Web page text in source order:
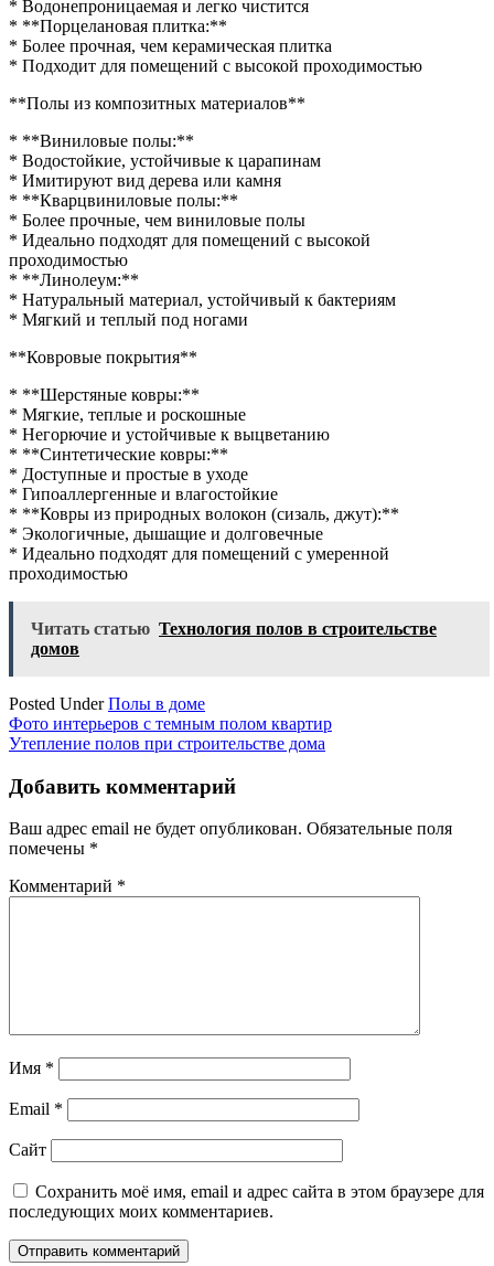
* Водонепроницаемая и легко чистится
* **Порцелановая плитка:**
* Более прочная, чем керамическая плитка
* Подходит для помещений с высокой проходимостью
**Полы из композитных материалов**
* **Виниловые полы:**
* Водостойкие, устойчивые к царапинам
* Имитируют вид дерева или камня
* **Кварцвиниловые полы:**
* Более прочные, чем виниловые полы
* Идеально подходят для помещений с высокой
проходимостью
* **Линолеум:**
* Натуральный материал, устойчивый к бактериям
* Мягкий и теплый под ногами
**Ковровые покрытия**
* **Шерстяные ковры:**
* Мягкие, теплые и роскошные
* Негорючие и устойчивые к выцветанию
* **Синтетические ковры:**
* Доступные и простые в уходе
* Гипоаллергенные и влагостойкие
* **Ковры из природных волокон (сизаль, джут):**
* Экологичные, дышащие и долговечные
* Идеально подходят для помещений с умеренной
проходимостью
Читать статью Технология полов в строительстве
домов
Posted UnderПолы в доме
Навигация
по
записям
Фото интерьеров с темным полом квартир
Утепление полов при строительстве дома
Добавить комментарий
Ваш адрес email не будет опубликован. Обязательные поля
помечены *
Комментарий *
Имя *
Email *
Сайт
Сохранить моё имя, email и адрес сайта в этом браузере для
последующих моих комментариев.